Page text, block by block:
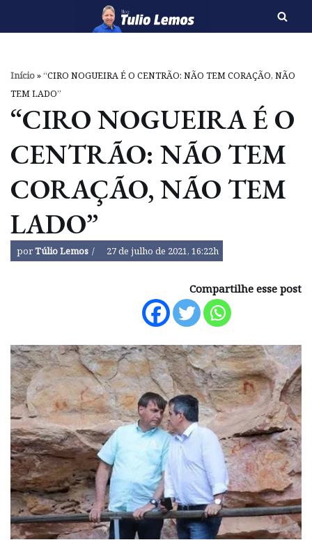
o
conteúdo
Início»“CIRO NOGUEIRA É O CENTRÃO: NÃO TEM CORAÇÃO, NÃO
TEM LADO”
“CIRO NOGUEIRA É O
CENTRÃO: NÃO TEM
CORAÇÃO, NÃO TEM
LADO”
porTúlio Lemos 27 de julho de 2021, 16:22h
Compartilhe esse post